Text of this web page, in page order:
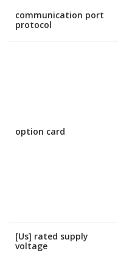
communication port
protocol
option card
[Us] rated supply
voltage